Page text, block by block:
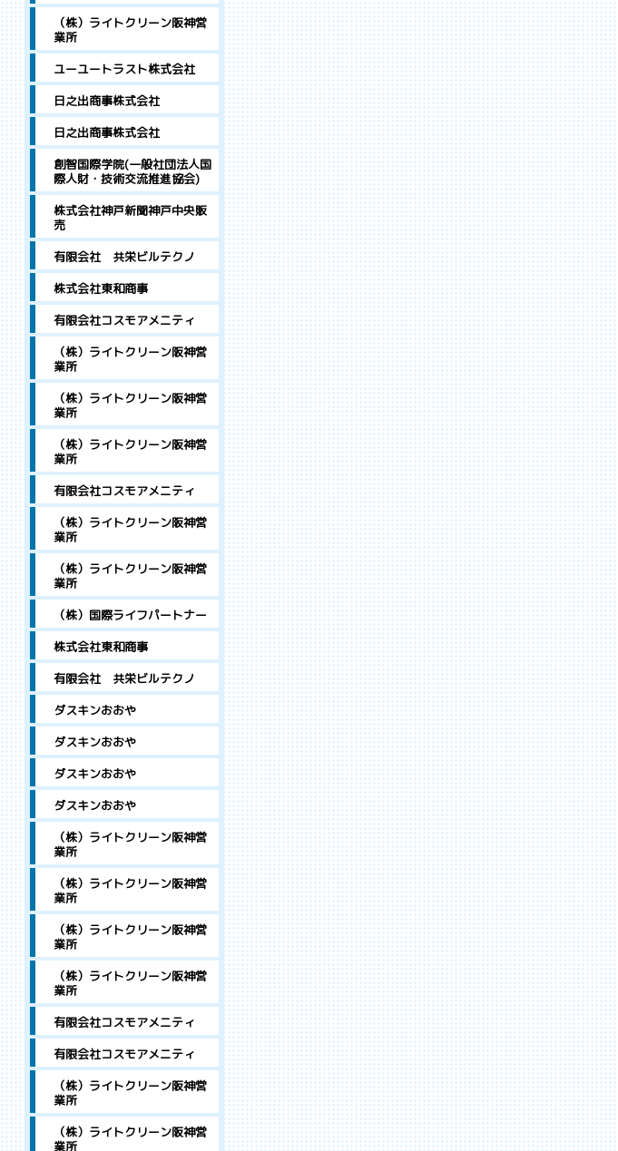
（株）ライトクリーン阪神営
業所
ユーユートラスト株式会社
日之出商事株式会社
日之出商事株式会社
創智国際学院(一般社団法人国
際人財・技術交流推進協会)
株式会社神戸新聞神戸中央販
売
有限会社 共栄ビルテクノ
株式会社東和商事
有限会社コスモアメニティ
（株）ライトクリーン阪神営
業所
（株）ライトクリーン阪神営
業所
（株）ライトクリーン阪神営
業所
有限会社コスモアメニティ
（株）ライトクリーン阪神営
業所
（株）ライトクリーン阪神営
業所
（株）国際ライフパートナー
株式会社東和商事
有限会社 共栄ビルテクノ
ダスキンおおや
ダスキンおおや
ダスキンおおや
ダスキンおおや
（株）ライトクリーン阪神営
業所
（株）ライトクリーン阪神営
業所
（株）ライトクリーン阪神営
業所
（株）ライトクリーン阪神営
業所
有限会社コスモアメニティ
有限会社コスモアメニティ
（株）ライトクリーン阪神営
業所
（株）ライトクリーン阪神営
業所